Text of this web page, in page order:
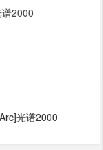
光谱2000